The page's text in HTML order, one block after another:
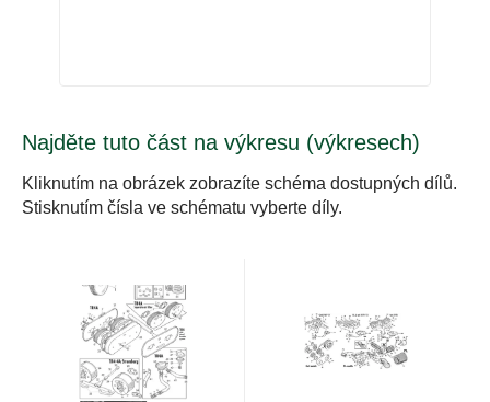
Najděte tuto část na výkresu (výkresech)
Kliknutím na obrázek zobrazíte schéma dostupných dílů.
Stisknutím čísla ve schématu vyberte díly.